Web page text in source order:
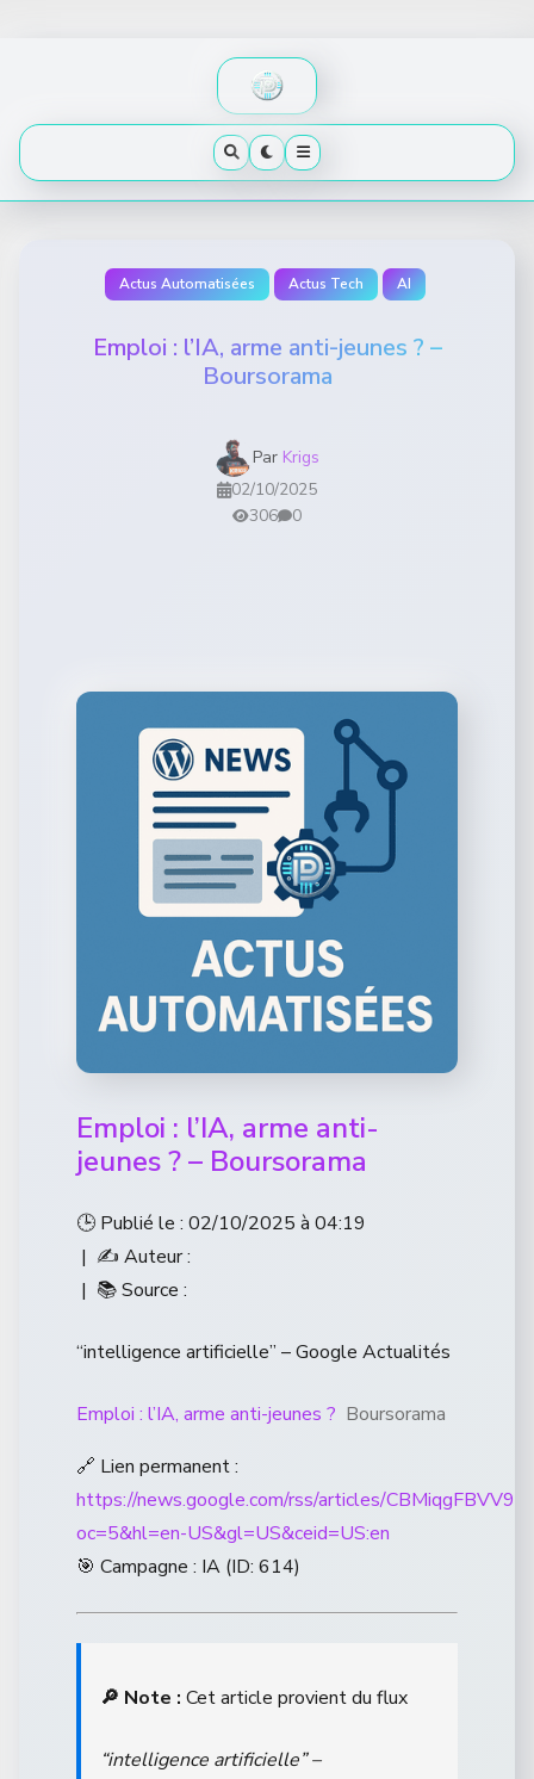
Actus Automatisées Actus Tech AI
Emploi : l’IA, arme anti-jeunes ? –
Boursorama
Par Krigs
02/10/2025
306
0
Emploi : l’IA, arme anti-
jeunes ? – Boursorama
🕒 Publié le : 02/10/2025 à 04:19
| ✍️ Auteur :
| 📚 Source :
“intelligence artificielle” – Google Actualités
Emploi : l’IA, arme anti-jeunes ? Boursorama
🔗 Lien permanent :
https://news.google.com/rss/articles/
oc=5&hl=en-US&gl=US&ceid=US:en
🎯 Campagne : IA (ID: 614)
🔎 Note : Cet article provient du flux
“intelligence artificielle” –